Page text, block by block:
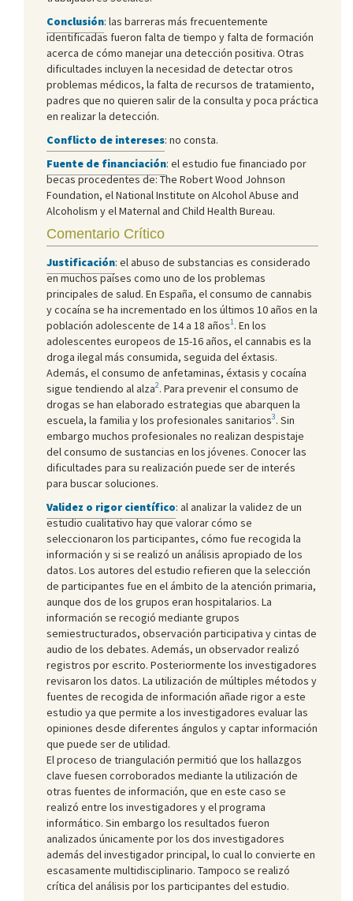
Conclusión: las barreras más frecuentemente
identificadas fueron falta de tiempo y falta de formación
acerca de cómo manejar una detección positiva. Otras
dificultades incluyen la necesidad de detectar otros
problemas médicos, la falta de recursos de tratamiento,
padres que no quieren salir de la consulta y poca práctica
en realizar la detección.
Conflicto de intereses: no consta.
Fuente de financiación: el estudio fue financiado por
becas procedentes de: The Robert Wood Johnson
Foundation, el National Institute on Alcohol Abuse and
Alcoholism y el Maternal and Child Health Bureau.
Comentario Crítico
Justificación: el abuso de substancias es considerado
en muchos países como uno de los problemas
principales de salud. En España, el consumo de cannabis
y cocaína se ha incrementado en los últimos 10 años en la
población adolescente de 14 a 18 años1. En los
adolescentes europeos de 15-16 años, el cannabis es la
droga ilegal más consumida, seguida del éxtasis.
Además, el consumo de anfetaminas, éxtasis y cocaína
sigue tendiendo al alza2. Para prevenir el consumo de
drogas se han elaborado estrategias que abarquen la
escuela, la familia y los profesionales sanitarios3. Sin
embargo muchos profesionales no realizan despistaje
del consumo de sustancias en los jóvenes. Conocer las
dificultades para su realización puede ser de interés
para buscar soluciones.
Validez o rigor científico: al analizar la validez de un
estudio cualitativo hay que valorar cómo se
seleccionaron los participantes, cómo fue recogida la
información y si se realizó un análisis apropiado de los
datos. Los autores del estudio refieren que la selección
de participantes fue en el ámbito de la atención primaria,
aunque dos de los grupos eran hospitalarios. La
información se recogió mediante grupos
semiestructurados, observación participativa y cintas de
audio de los debates. Además, un observador realizó
registros por escrito. Posteriormente los investigadores
revisaron los datos. La utilización de múltiples métodos y
fuentes de recogida de información añade rigor a este
estudio ya que permite a los investigadores evaluar las
opiniones desde diferentes ángulos y captar información
que puede ser de utilidad.
El proceso de triangulación permitió que los hallazgos
clave fuesen corroborados mediante la utilización de
otras fuentes de información, que en este caso se
realizó entre los investigadores y el programa
informático. Sin embargo los resultados fueron
analizados únicamente por los dos investigadores
además del investigador principal, lo cual lo convierte en
escasamente multidisciplinario. Tampoco se realizó
crítica del análisis por los participantes del estudio.